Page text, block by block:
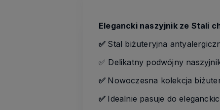
Elegancki naszyjnik ze Stali
✅ Stal biżuteryjna
✅ Delikatny podwójny
✅ Nowoczesna kolekcja
✅ Idealnie pasuje do